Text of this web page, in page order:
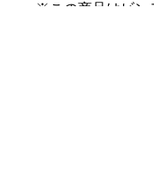
※この商品はビン